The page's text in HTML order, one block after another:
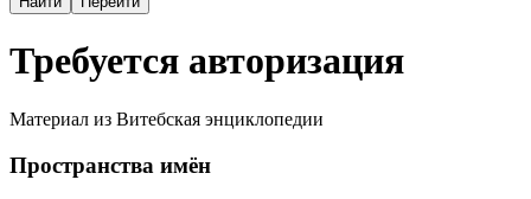
Требуется авторизация
Материал из Витебская энциклопедии
Пространства имён